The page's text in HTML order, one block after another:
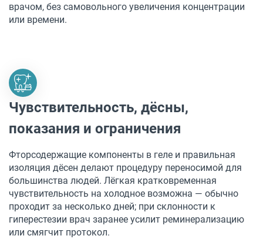
врачом, без самовольного увеличения концентрации
или времени.
Чувствительность, дёсны,
показания и ограничения
Фторсодержащие компоненты в геле и правильная
изоляция дёсен делают процедуру переносимой для
большинства людей. Лёгкая кратковременная
чувствительность на холодное возможна — обычно
проходит за несколько дней; при склонности к
гиперестезии врач заранее усилит реминерализацию
или смягчит протокол.